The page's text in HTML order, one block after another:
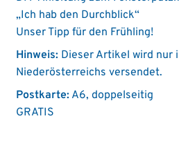
„Ich hab den Durchblick“
Unser Tipp für den Frühling!
Hinweis:Dieser Artikel wird nur
Niederösterreichs versendet.
Postkarte:A6, doppelseitig
GRATIS